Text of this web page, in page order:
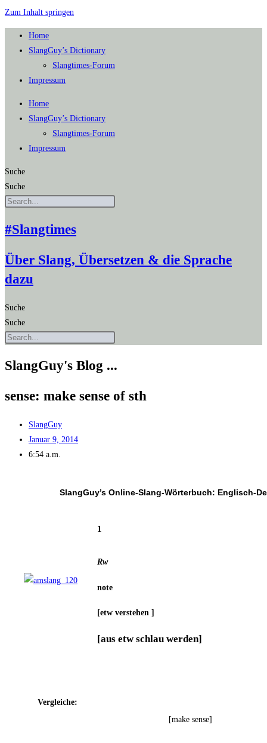
Zum Inhalt springen
Home
SlangGuy’s Dic­tion­a­ry
Slang­times-Forum
Impres­sum
Home
SlangGuy’s Dic­tion­a­ry
Slang­times-Forum
Impres­sum
Suche
Suche
#Slangtimes
Über Slang, Übersetzen & die Sprache
dazu
Suche
Suche
SlangGuy's Blog ...
sen­se: make sen­se of sth
SlangGuy
Januar 9, 2014
6:54 a.m.
SlangGuy’s Online-Slang-Wör­ter­buch: Englisch-
1
Rw
note
[etw ver­ste­hen ]
[aus etw schlau werden]
Ver­glei­che:
[make sen­se]